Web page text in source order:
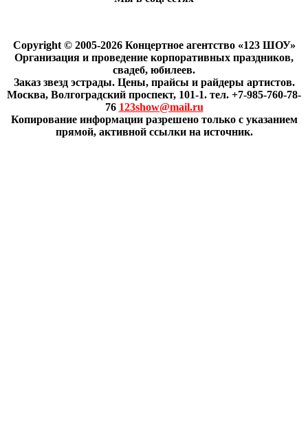
Copyright © 2005-2026 Концертное агентство «123 ШОУ»
Организация и проведение корпоративных праздников,
свадеб, юбилеев.
Заказ звезд эстрады. Цены, прайсы и райдеры артистов.
Москва, Волгоградский проспект, 101-1. тел. +7-985-760-78-
76 123show@mail.ru
Копирование информации разрешено только с указанием
прямой, активной ссылки на источник.